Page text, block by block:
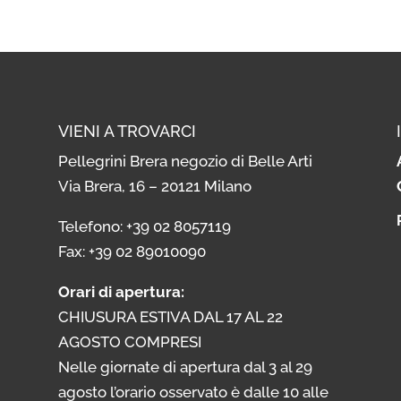
VIENI A TROVARCI
Pellegrini Brera negozio di Belle Arti
Via Brera, 16 – 20121 Milano
Telefono: +39 02 8057119
Fax: +39 02 89010090
Orari di apertura:
CHIUSURA ESTIVA DAL 17 AL 22
AGOSTO COMPRESI
Nelle giornate di apertura dal 3 al 29
agosto l’orario osservato è dalle 10 alle